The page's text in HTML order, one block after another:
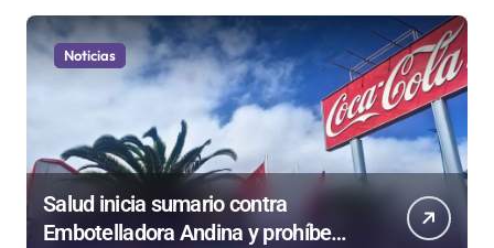
Noticias
Salud inicia sumario contra
Embotelladora Andina y prohíbe